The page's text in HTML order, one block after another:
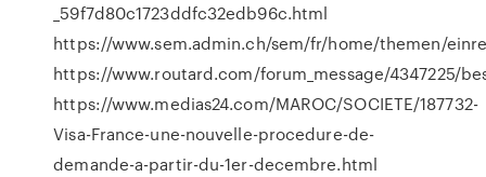
_59f7d80c1723ddfc32edb96c.html
https://www.sem.admin.ch/sem/fr/home/themen/
https://www.routard.com/forum_message/4347225/
https://www.medias24.com/MAROC/SOCIETE/187732-
Visa-France-une-nouvelle-procedure-de-
demande-a-partir-du-1er-decembre.html